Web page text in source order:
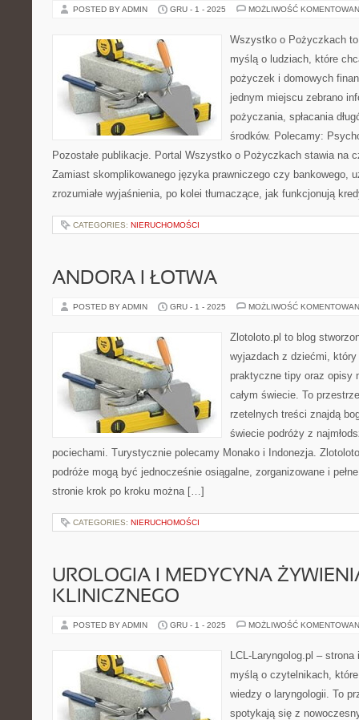
POSTED BY ADMIN GRU - 1 - 2025 MOŻLIWOŚĆ
Wszystko o Pożyczkach
myślą o ludziach, które
pożyczek i domowych
jednym miejscu zebrano
pożyczania, spłacania
środków. Polecamy:
Pozostałe publikacje. Portal Wszystko o Pożyczkach stawia na
Zamiast skomplikowanego języka prawniczego czy bankowego,
zrozumiałe wyjaśnienia, po kolei tłumaczące, jak funkcjonują
CATEGORIES: NIERUCHOMOŚCI
ANDORA I ŁOTWA
POSTED BY ADMIN GRU - 1 - 2025 MOŻLIWOŚĆ
Zlotoloto.pl to blog
wyjazdach z dziećmi, który
praktyczne tipy oraz opisy
całym świecie. To
rzetelnych treści znajdą
świecie podróży z
pociechami. Turystycznie polecamy Monako i Indonezja.
podróże mogą być jednocześnie osiągalne, zorganizowane i
stronie krok po kroku można […]
CATEGORIES: NIERUCHOMOŚCI
UROLOGIA I MEDYCYNA
KLINICZNEGO
POSTED BY ADMIN GRU - 1 - 2025 MOŻLIWOŚĆ
LCL-Laryngolog.pl –
myślą o czytelnikach,
wiedzy o laryngologii. To
spotykają się z